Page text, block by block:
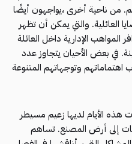
من ناحية أخرى ،يواجهون أيضًا
العائلية. والتي يمكن أن تظهر
الإدارية داخل العائلة
في بعض الأحيان يتجاوز عدد
اهتماماتهم وتوجهاتهم المتنوعة
هذه الأيام لديها زعيم مسيطر
إلى أرض المصنع. تساهم